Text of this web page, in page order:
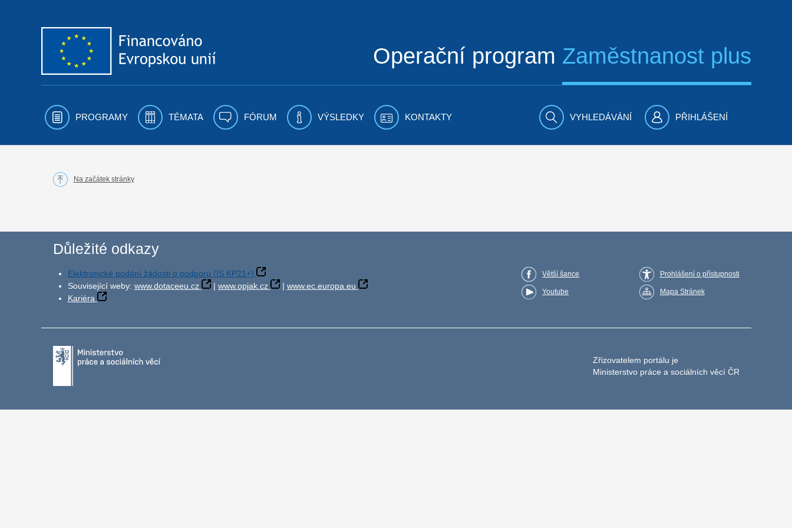
Operační program Zaměstnanost plus
PROGRAMY TÉMATA FÓRUM VÝSLEDKY KONTAKTY VYHLEDÁVÁNÍ PŘIHLÁŠENÍ
Na začátek stránky
Důležité odkazy
Elektronické podání žádosti o podporu (IS KP21+)
Související weby: www.dotaceeu.cz | www.opjak.cz | www.ec.europa.eu
Kariéra
Větší šance
Youtube
Prohlášení o přístupnosti
Mapa Stránek
Zřizovatelem portálu je
Ministerstvo práce a sociálních věcí ČR